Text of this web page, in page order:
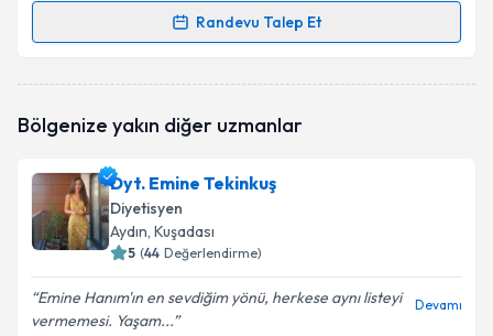
Randevu Talep Et
Randevu Takvimi Talebi
oluşturun. Size bu uzmandan randevu almanız için bir
E-posta Adresiniz
Kişisel verilerimin işlenmesine ilişkinAydınlatma
Metni'ni okudum ve kişisel verilerimin belirtilen
Bölgenize yakın diğer uzmanlar
Dyt. Emine Tekinkuş
Diyetisyen
Aydın, Kuşadası
5 (44 Değerlendirme)
Emine Hanım'ın en sevdiğim yönü, herkese aynı listeyi
vermemesi. Yaşam...
Devamı